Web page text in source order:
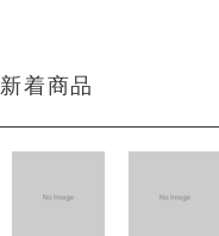
新着商品